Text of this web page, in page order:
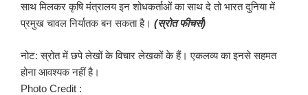
साथ मिलकर कृषि मंत्रालय इन शोधकर्ताओं का साथ दे तो भारत दुनिया में
प्रमुख चावल निर्यातक बन सकता है। (स्रोत फीचर्स)
नोट: स्रोत में छपे लेखों के विचार लेखकों के हैं। एकलव्य का इनसे सहमत
होना आवश्यक नहीं है।
Photo Credit :